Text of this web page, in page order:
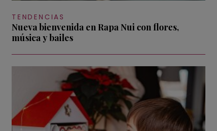
TENDENCIAS
Nueva bienvenida en Rapa Nui con flores,
música y bailes